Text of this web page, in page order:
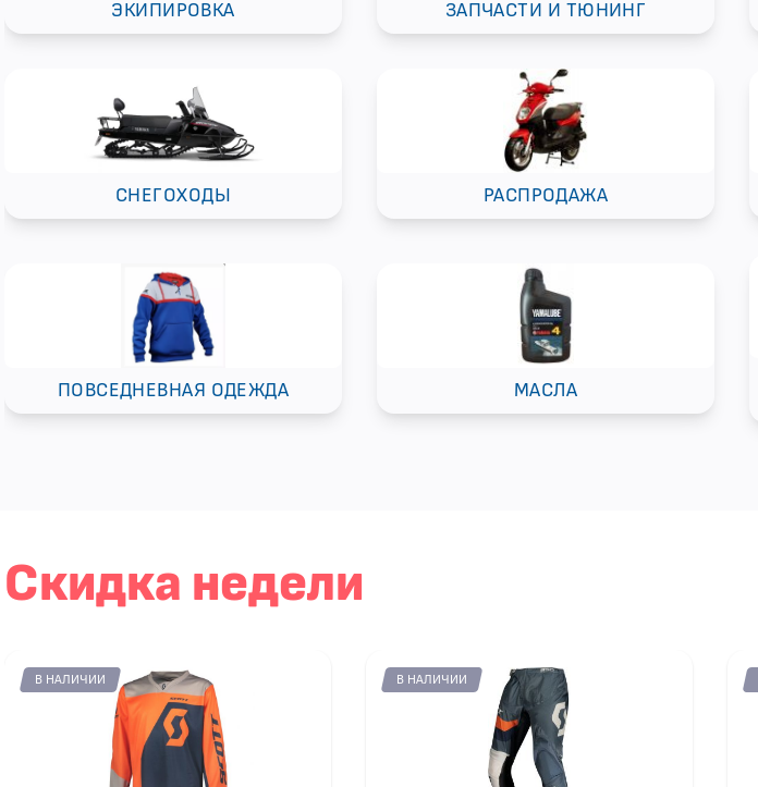
ЭКИПИРОВКА ЗАПЧАСТИ И ТЮНИНГ
СНЕГОХОДЫ РАСПРОДАЖА
ПОВСЕДНЕВНАЯ ОДЕЖДА МАСЛА
Скидка недели
В НАЛИЧИИ В НАЛИЧИИ